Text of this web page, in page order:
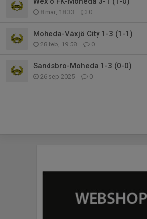
8 mar, 18:33 0
Moheda-Växjö City 1-3 (1-1)
28 feb, 19:58 0
Sandsbro-Moheda 1-3 (0-0)
26 sep 2025 0